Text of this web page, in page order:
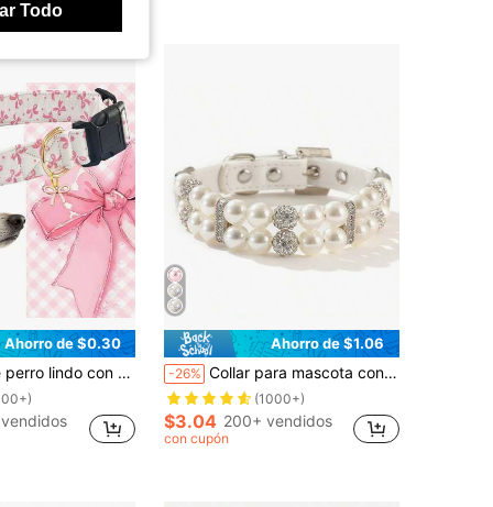
Ahorro de $0.30
ajustable y suave con estampado de moño, adecuado para perros pequeños, medianos y grandes
Ahorro de $1.06
-26% Collar para mascota con perla artificial
(1000+)
$3.04 200+ vendidos
con cupón
Todo